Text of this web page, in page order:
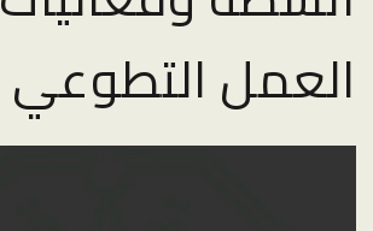
العمل التطوعي